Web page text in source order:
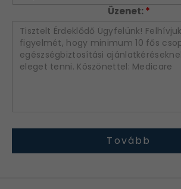
Üzenet:*